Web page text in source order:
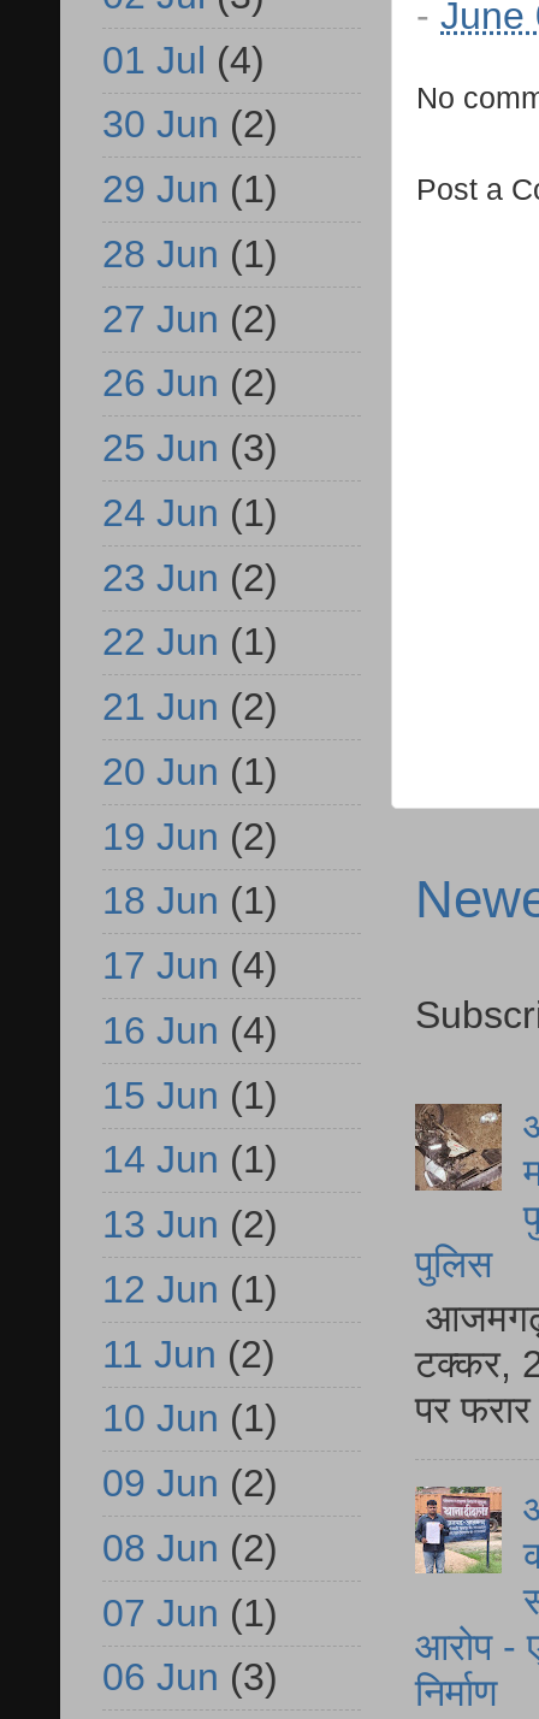
- June
No
Post a
पुलिस
आजमगढ़
टक्कर,
पर
आरोप -
निर्माण
01 Jul (4)
30 Jun (2)
29 Jun (1)
28 Jun (1)
27 Jun (2)
26 Jun (2)
25 Jun (3)
24 Jun (1)
23 Jun (2)
22 Jun (1)
21 Jun (2)
20 Jun (1)
19 Jun (2)
18 Jun (1)
17 Jun (4)
16 Jun (4)
15 Jun (1)
14 Jun (1)
13 Jun (2)
12 Jun (1)
11 Jun (2)
10 Jun (1)
09 Jun (2)
08 Jun (2)
07 Jun (1)
06 Jun (3)